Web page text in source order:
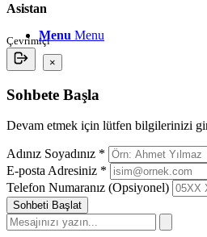
Menu Menu
Asistan
Çevrimiçi
×
Sohbete Başla
Devam etmek için lütfen bilgilerinizi
Adınız Soyadınız *
E-posta Adresiniz *
Telefon Numaranız (Opsiyonel)
Sohbeti Başlat